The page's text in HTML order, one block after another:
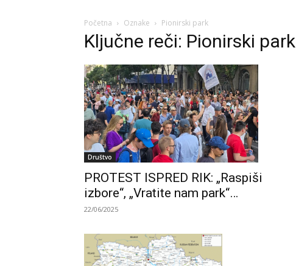
Početna Oznake Pionirski park
Ključne reči: Pionirski park
Društvo
PROTEST ISPRED RIK: „Raspiši
izbore“, „Vratite nam park“…
22/06/2025